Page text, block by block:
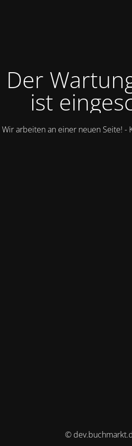
Der
ist
Wir arbeiten an einer neuen Seite! -
©